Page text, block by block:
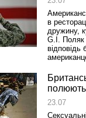
в
дружину,
G.I. Поляк
відповідь
полюють
23.07